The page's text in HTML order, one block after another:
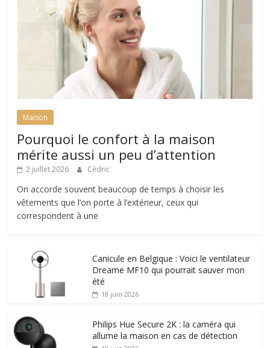
Maison
Pourquoi le confort à la maison
mérite aussi un peu d’attention
2 juillet 2026 Cédric
On accorde souvent beaucoup de temps à choisir les
vêtements que l’on porte à l’extérieur, ceux qui
correspondent à une
Canicule en Belgique : Voici le ventilateur
Dreame MF10 qui pourrait sauver mon
été
18 juin 2026
Philips Hue Secure 2K : la caméra qui
allume la maison en cas de détection